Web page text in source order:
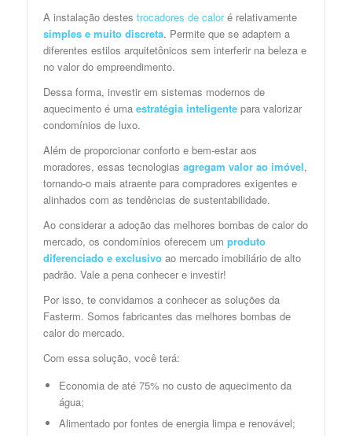
A instalação destes trocadores de caloré relativamente
simples e muito discreta. Permite que se adaptem a
diferentes estilos arquitetônicos sem interferir na beleza e
no valor do empreendimento.
Dessa forma, investir em sistemas modernos de
aquecimento é uma estratégia inteligentepara valorizar
condomínios de luxo.
Além de proporcionar conforto e bem-estar aos
moradores, essas tecnologias agregam valor ao imóvel,
tornando-o mais atraente para compradores exigentes e
alinhados com as tendências de sustentabilidade.
Ao considerar a adoção das melhores bombas de calor do
mercado, os condomínios oferecem um produto
diferenciado e exclusivoao mercado imobiliário de alto
padrão. Vale a pena conhecer e investir!
Por isso, te convidamos a conhecer as soluções da
Fasterm. Somos fabricantes das melhores bombas de
calor do mercado.
Com essa solução, você terá:
Economia de até 75% no custo de aquecimento da
água;
Alimentado por fontes de energia limpa e renovável;